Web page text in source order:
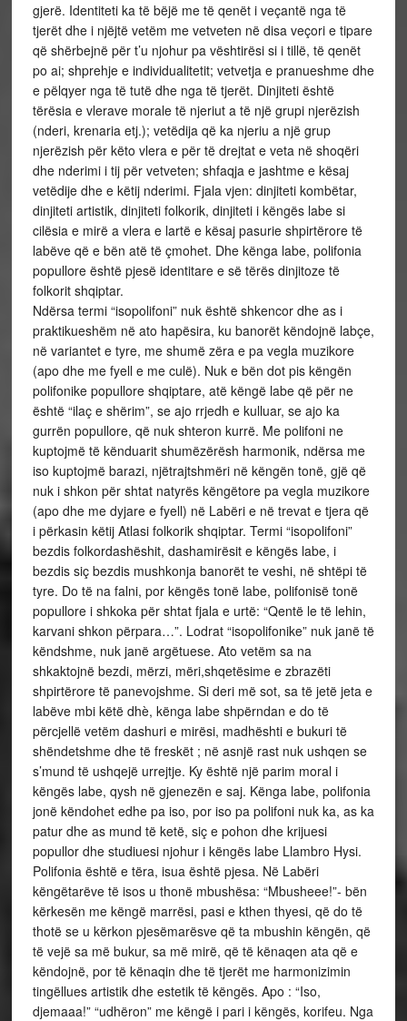
gjerë. Identiteti ka të bëjë me të qenët i veçantë nga të
tjerët dhe i njëjtë vetëm me vetveten në disa veçori e tipare
që shërbejnë për t’u njohur pa vështirësi si i tillë, të qenët
po ai; shprehje e individualitetit; vetvetja e pranueshme dhe
e pëlqyer nga të tutë dhe nga të tjerët. Dinjiteti është
tërësia e vlerave morale të njeriut a të një grupi njerëzish
(nderi, krenaria etj.); vetëdija që ka njeriu a një grup
njerëzish për këto vlera e për të drejtat e veta në shoqëri
dhe nderimi i tij për vetveten; shfaqja e jashtme e kësaj
vetëdije dhe e këtij nderimi. Fjala vjen: dinjiteti kombëtar,
dinjiteti artistik, dinjiteti folkorik, dinjiteti i këngës labe si
cilësia e mirë a vlera e lartë e kësaj pasurie shpirtërore të
labëve që e bën atë të çmohet. Dhe kënga labe, polifonia
popullore është pjesë identitare e së tërës dinjitoze të
folkorit shqiptar.
Ndërsa termi “isopolifoni” nuk është shkencor dhe as i
praktikueshëm në ato hapësira, ku banorët këndojnë labçe,
në variantet e tyre, me shumë zëra e pa vegla muzikore
(apo dhe me fyell e me culë). Nuk e bën dot pis këngën
polifonike popullore shqiptare, atë këngë labe që për ne
është “ilaç e shërim”, se ajo rrjedh e kulluar, se ajo ka
gurrën popullore, që nuk shteron kurrë. Me polifoni ne
kuptojmë të kënduarit shumëzërësh harmonik, ndërsa me
iso kuptojmë barazi, njëtrajtshmëri në këngën tonë, gjë që
nuk i shkon për shtat natyrës këngëtore pa vegla muzikore
(apo dhe me dyjare e fyell) në Labëri e në trevat e tjera që
i përkasin këtij Atlasi folkorik shqiptar. Termi “isopolifoni”
bezdis folkordashëshit, dashamirësit e këngës labe, i
bezdis siç bezdis mushkonja banorët te veshi, në shtëpi të
tyre. Do të na falni, por këngës tonë labe, polifonisë tonë
popullore i shkoka për shtat fjala e urtë: “Qentë le të lehin,
karvani shkon përpara…”. Lodrat “isopolifonike” nuk janë të
këndshme, nuk janë argëtuese. Ato vetëm sa na
shkaktojnë bezdi, mërzi, mëri,shqetësime e zbrazëti
shpirtërore të panevojshme. Si deri më sot, sa të jetë jeta e
labëve mbi këtë dhè, kënga labe shpërndan e do të
përcjellë vetëm dashuri e mirësi, madhështi e bukuri të
shëndetshme dhe të freskët ; në asnjë rast nuk ushqen se
s’mund të ushqejë urrejtje. Ky është një parim moral i
këngës labe, qysh në gjenezën e saj. Kënga labe, polifonia
jonë këndohet edhe pa iso, por iso pa polifoni nuk ka, as ka
patur dhe as mund të ketë, siç e pohon dhe krijuesi
popullor dhe studiuesi njohur i këngës labe Llambro Hysi.
Polifonia është e tëra, isua është pjesa. Në Labëri
këngëtarëve të isos u thonë mbushësa: “Mbusheee!”- bën
kërkesën me këngë marrësi, pasi e kthen thyesi, që do të
thotë se u kërkon pjesëmarësve që ta mbushin këngën, që
të vejë sa më bukur, sa më mirë, që të kënaqen ata që e
këndojnë, por të kënaqin dhe të tjerët me harmonizimin
tingëllues artistik dhe estetik të këngës. Apo : “Iso,
djemaaa!” “udhëron” me këngë i pari i këngës, korifeu. Nga